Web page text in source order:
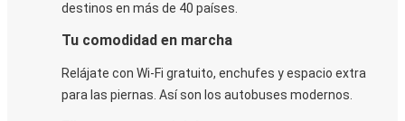
destinos en más de 40 países.
Tu comodidad en marcha
Relájate con Wi-Fi gratuito, enchufes y espacio extra
para las piernas. Así son los autobuses modernos.